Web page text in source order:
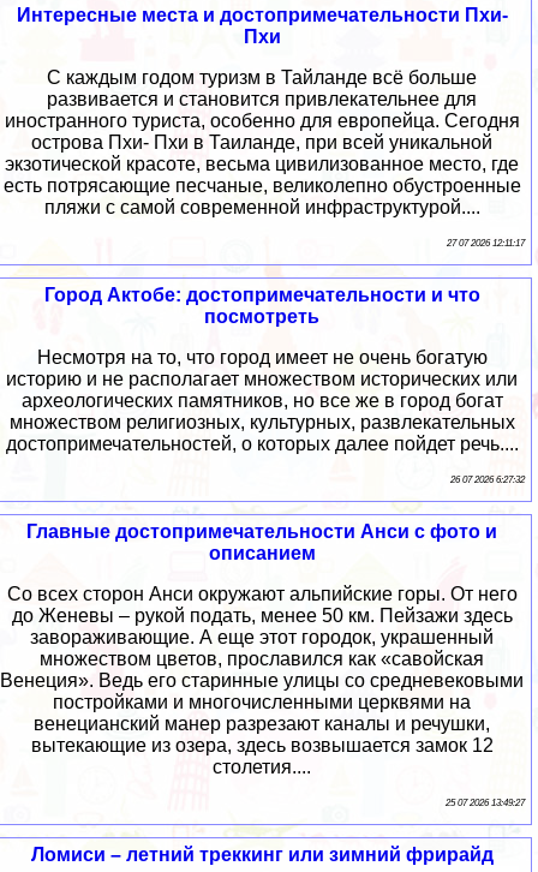
Интересные места и достопримечательности Пхи-
Пхи
С каждым годом туризм в Тайланде всё больше
развивается и становится привлекательнее для
иностранного туриста, особенно для европейца. Сегодня
острова Пхи- Пхи в Таиланде, при всей уникальной
экзотической красоте, весьма цивилизованное место, где
есть потрясающие песчаные, великолепно обустроенные
пляжи с самой современной инфраструктурой....
27 07 2026 12:11:17
Город Актобе: достопримечательности и что
посмотреть
Несмотря на то, что город имеет не очень богатую
историю и не располагает множеством исторических или
археологических памятников, но все же в город богат
множеством религиозных, культурных, развлекательных
достопримечательностей, о которых далее пойдет речь....
26 07 2026 6:27:32
Главные достопримечательности Анси с фото и
описанием
Со всех сторон Анси окружают альпийские горы. От него
до Женевы – рукой подать, менее 50 км. Пейзажи здесь
завораживающие. А еще этот городок, украшенный
множеством цветов, прославился как «савойская
Венеция». Ведь его старинные улицы со средневековыми
постройками и многочисленными церквями на
венецианский манер разрезают каналы и речушки,
вытекающие из озера, здесь возвышается замок 12
столетия....
25 07 2026 13:49:27
Ломиси – летний треккинг или зимний фрирайд